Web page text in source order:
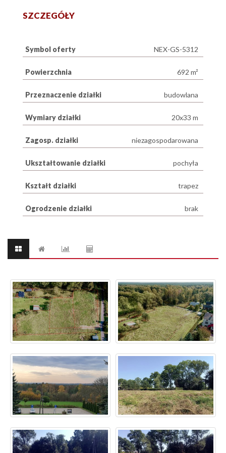
SZCZEGÓŁY
Symbol oferty NEX-GS-5312
Powierzchnia 692 m²
Przeznaczenie działki budowlana
Wymiary działki 20x33 m
Zagosp. działki niezagospodarowana
Ukształtowanie działki pochyła
Kształt działki trapez
Ogrodzenie działki brak